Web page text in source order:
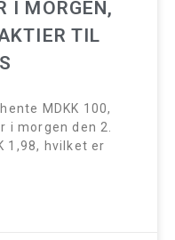
I MORGEN,
TIL
MDKK 100,
i morgen den 2.
1,98, hvilket er